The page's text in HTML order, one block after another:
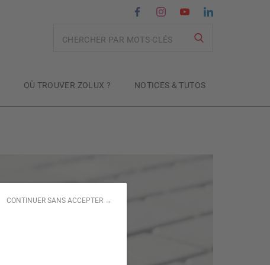
CONTINUER SANS ACCEPTER →
OÙ TROUVER ZOLUX ? NOTICES & TUTOS